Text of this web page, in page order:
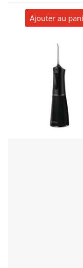
Ajouter au